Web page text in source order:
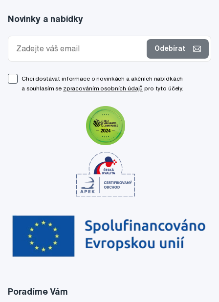
Poradíme Vám
Novinky a nabídky
Odebírat
Chci dostávat informace o novinkách a akčních nabídkách
a souhlasím se zpracováním osobních údajů pro tyto účely.